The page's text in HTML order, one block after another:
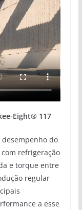
Eight® 117
desempenho do
refrigeração
e torque entre
regular
a esse